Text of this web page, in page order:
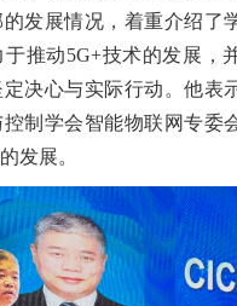
发展情况，着重介绍了
推动5G+技术的发展，
决心与实际行动。他表
制学会智能物联网专委
发展。